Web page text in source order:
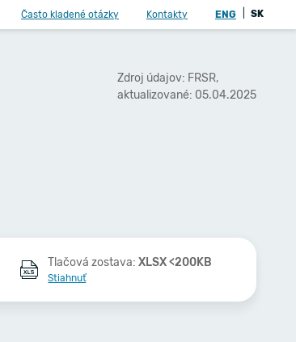
Často kladené otázky Kontakty ENG SK
Zdroj údajov: FRSR,
aktualizované: 05.04.2025
Tlačová zostava:XLSX <200KB
Stiahnuť